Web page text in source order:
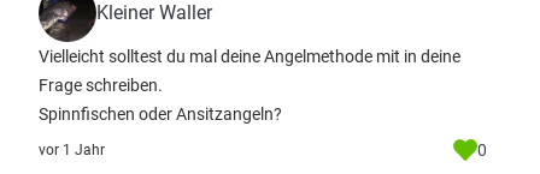
Kleiner Waller
Vielleicht solltest du mal deine Angelmethode mit in deine
Frage schreiben.
Spinnfischen oder Ansitzangeln?
vor 1 Jahr 0